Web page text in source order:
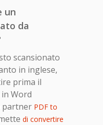
un
da
scansionato
in inglese,
prima il
Word
partner PDF to
di convertire